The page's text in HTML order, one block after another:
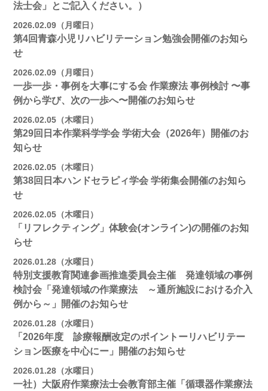
法士会」とご記入ください。）
2026.02.09（月曜日）
第4回青森小児リハビリテーション勉強会開催のお知ら
せ
2026.02.09（月曜日）
一歩一歩・事例を大事にする会 作業療法 事例検討 〜事
例から学び、次の一歩へ〜開催のお知らせ
2026.02.05（木曜日）
第29回日本作業科学学会 学術大会（2026年）開催のお
知らせ
2026.02.05（木曜日）
第38回日本ハンドセラピィ学会 学術集会開催のお知ら
せ
2026.02.05（木曜日）
「リフレクティング」体験会(オンライン)の開催のお知
らせ
2026.01.28（水曜日）
特別支援教育関連参画推進委員会主催 発達領域の事例
検討会「発達領域の作業療法 ～通所施設における介入
例から～」開催のお知らせ
2026.01.28（水曜日）
「2026年度 診療報酬改定のポイントーリハビリテー
ション医療を中心にー」開催のお知らせ
2026.01.28（水曜日）
一社）大阪府作業療法士会教育部主催「循環器作業療法